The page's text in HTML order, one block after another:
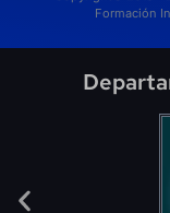
Formación